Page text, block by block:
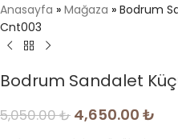
Anasayfa » Mağaza » Bodrum
Cnt003
Bodrum Sandalet
5,050.00₺ 4,650.00 ₺